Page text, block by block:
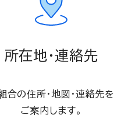
所在地・連絡先
合の住所・地図・連絡先を
ご案内します。